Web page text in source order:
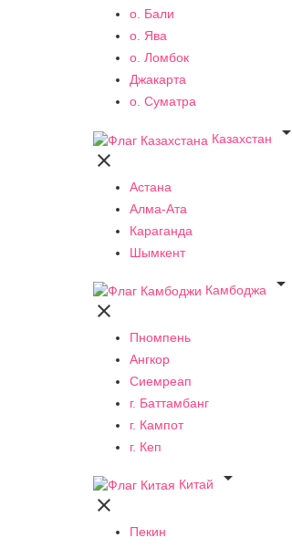
о. Бали
о. Ява
о. Ломбок
Джакарта
о. Суматра
Казахстан


Астана
Алма-Ата
Караганда
Шымкент
Камбоджа


Пномпень
Ангкор
Сиемреап
г. Баттамбанг
г. Кампот
г. Кеп
Китай


Пекин